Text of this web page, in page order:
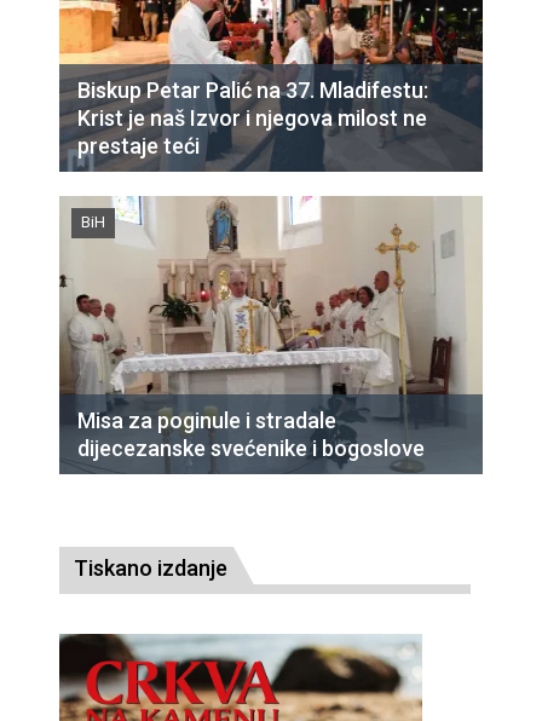
Biskup Petar Palić na 37. Mladifestu:
Krist je naš Izvor i njegova milost ne
prestaje teći
BiH
Misa za poginule i stradale
dijecezanske svećenike i bogoslove
Tiskano izdanje